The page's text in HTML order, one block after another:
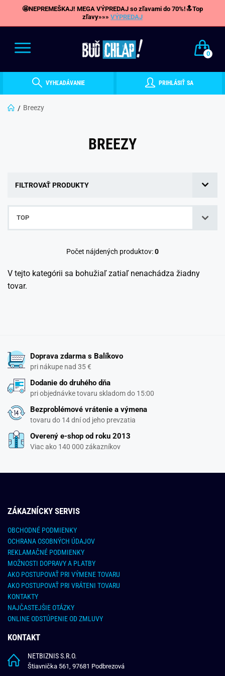
🤩NEPREMEŠKAJ! MEGA VÝPREDAJ so zľavami do 70%!🔝Top
zľavy»»» VÝPREDAJ
0
VYHĽADÁVANIE PRIHLÁSIŤ SA
Breezy
BREEZY
FILTROVAŤ PRODUKTY
TOP
Počet nájdených produktov:0
V tejto kategórii sa bohužiaľ zatiaľ nenachádza žiadny
tovar.
Doprava zdarma s Balíkovo
pri nákupe nad 35 €
Dodanie do druhého dňa
pri objednávke tovaru skladom do 15:00
Bezproblémové vrátenie a výmena
tovaru do 14 dní od jeho prevzatia
Overený e-shop od roku 2013
Viac ako 140 000 zákazníkov
ZÁKAZNÍCKY SERVIS
OBCHODNÉ PODMIENKY
OCHRANA OSOBNÝCH ÚDAJOV
REKLAMAČNÉ PODMIENKY
MOŽNOSTI DOPRAVY A PLATBY
AKO POSTUPOVAŤ PRI VÝMENE TOVARU
AKO POSTUPOVAŤ PRI VRÁTENI TOVARU
KONTAKTY
NAJČASTEJŠIE OTÁZKY
ONLINE ODSTÚPENIE OD ZMLUVY
KONTAKT
NETBIZNIS S.R.O.
Štiavnička 561, 97681 Podbrezová